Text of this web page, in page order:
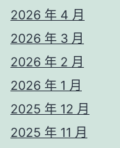
2026 年 4 月
2026 年 3 月
2026 年 2 月
2026 年 1 月
2025 年 12 月
2025 年 11 月